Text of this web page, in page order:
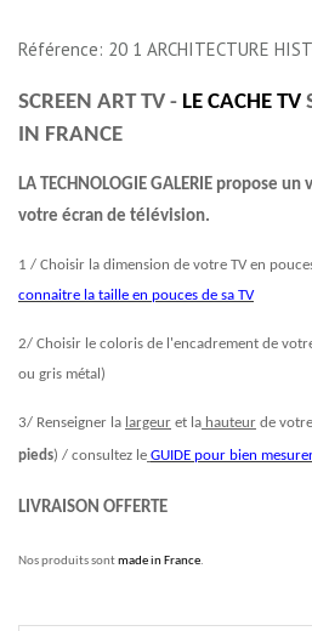
Référence: 20 1 ARCHITECTURE
SCREEN ART TV - LE CACHE TV
IN FRANCE
LA TECHNOLOGIE GALERIE propose
votre écran de télévision.
1 / Choisir la dimension de votre TV en
connaitre la taille en pouces de sa TV
2/ Choisir le coloris de l'encadrement de
ou gris métal)
3/ Renseigner la largeur et la hauteur de
pieds) / consultez le GUIDE pour bien
LIVRAISON OFFERTE
Nos produits sontmade in France.